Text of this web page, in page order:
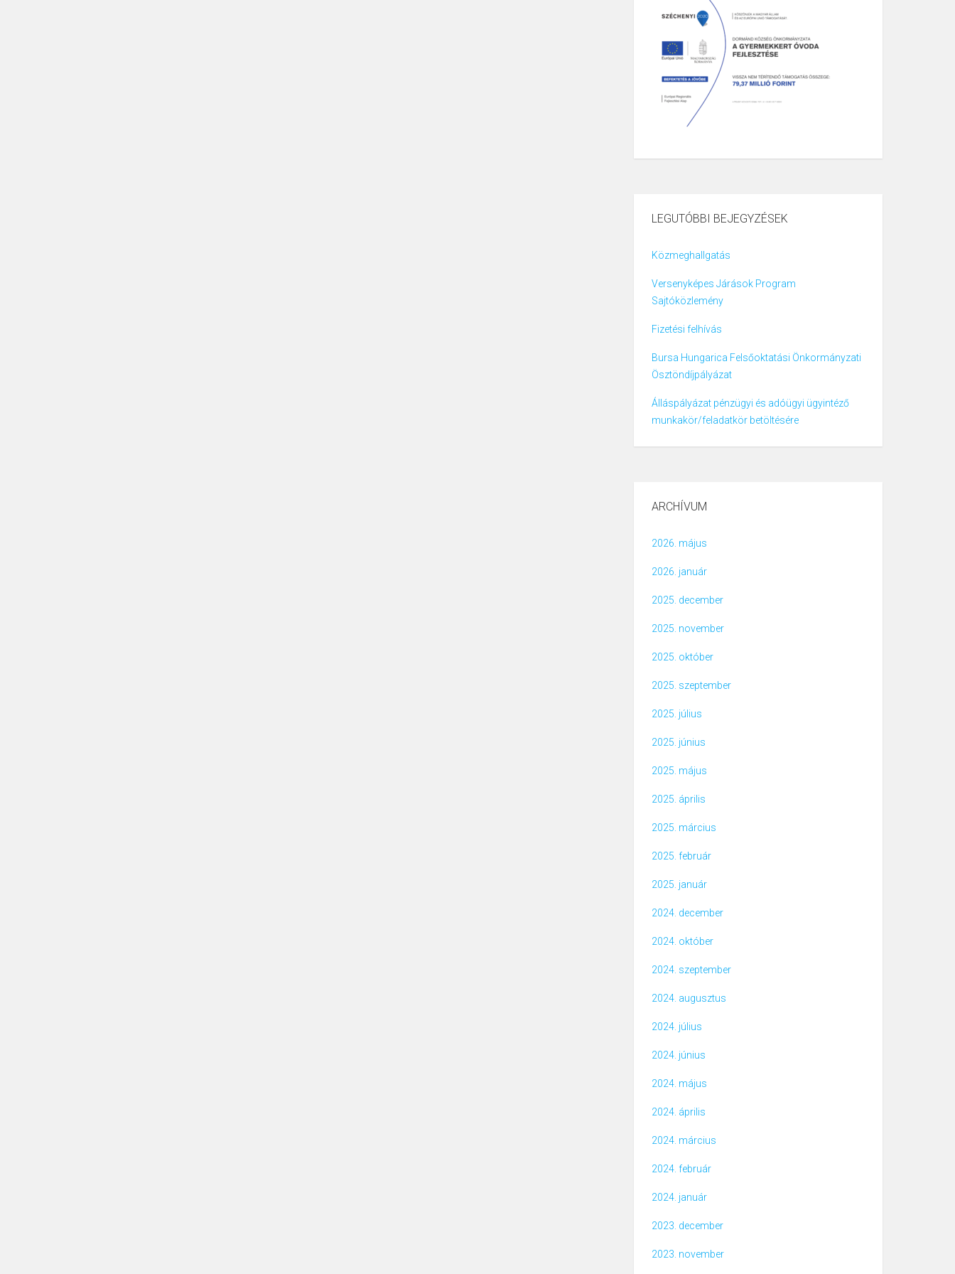
LEGUTÓBBI BEJEGYZÉSEK
Közmeghallgatás
Versenyképes Járások Program
Sajtóközlemény
Fizetési felhívás
Bursa Hungarica Felsőoktatási Önkormányzati
Ösztöndíjpályázat
Álláspályázat pénzügyi és adóügyi ügyintéző
munkakör/feladatkör betöltésére
ARCHÍVUM
2026. május
2026. január
2025. december
2025. november
2025. október
2025. szeptember
2025. július
2025. június
2025. május
2025. április
2025. március
2025. február
2025. január
2024. december
2024. október
2024. szeptember
2024. augusztus
2024. július
2024. június
2024. május
2024. április
2024. március
2024. február
2024. január
2023. december
2023. november